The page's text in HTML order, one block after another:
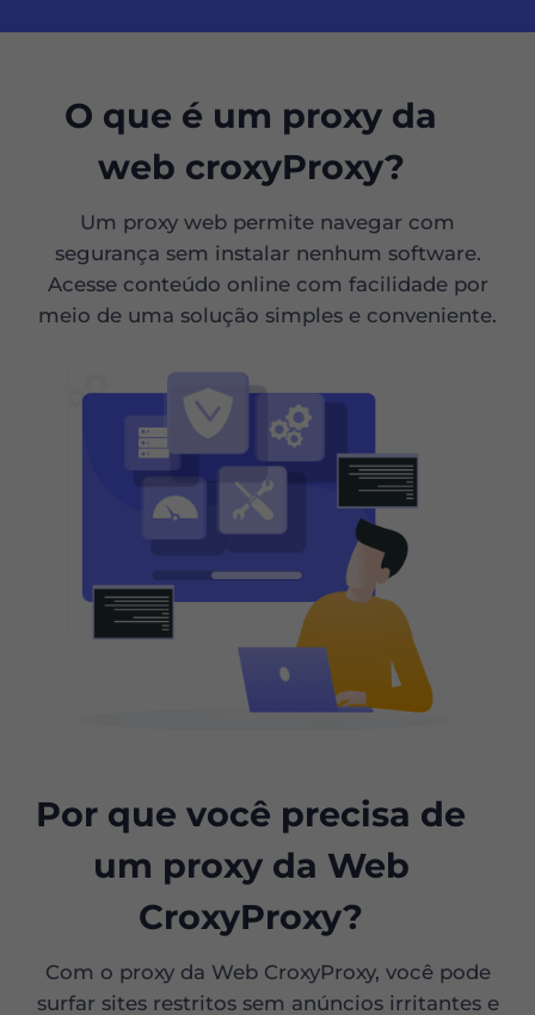
O que é um proxy da
web croxyProxy?
Um proxy web permite navegar com
segurança sem instalar nenhum software.
Acesse conteúdo online com facilidade por
meio de uma solução simples e conveniente.
Por que você precisa de
um proxy da Web
CroxyProxy?
Com o proxy da Web CroxyProxy, você pode
surfar sites restritos sem anúncios irritantes e